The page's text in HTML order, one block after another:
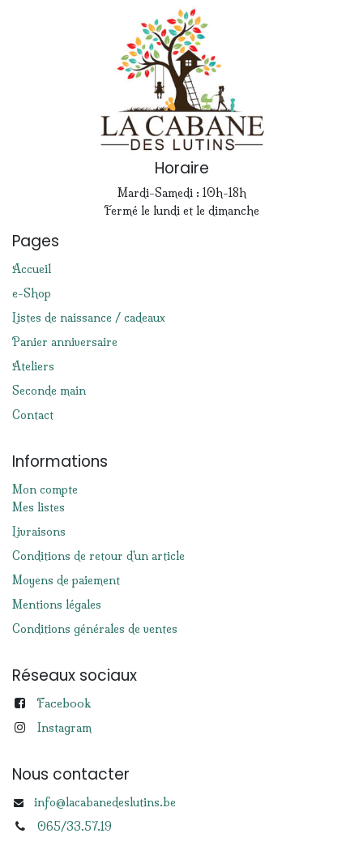
Horaire
Mardi-Samedi : 10h-18h
Fermé le lundi et le dimanche
Pages
Accueil
e-Shop
Listes de naissance / cadeaux
Panier anniversaire
Ateliers
Seconde main
Contact
Informations
Mon compte
Mes listes
Livraisons
Conditions de retour d'un article
Moyens de paiement
Mentions légales
Conditions générales de ventes
Réseaux sociaux
Facebook
Instagram
Nous contacter
info@lacabanedeslutins.be
065/33.57.19